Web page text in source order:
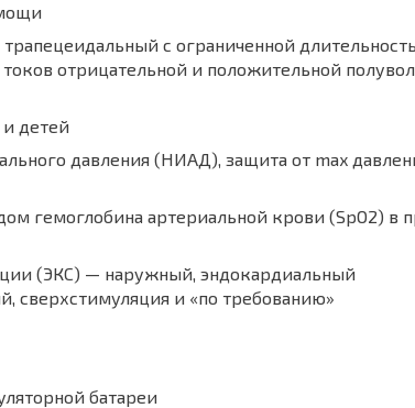
с ограниченной
отрицательной и положительной
детей
давления (НИАД), защита от max
гемоглобина артериальной крови (SpO2) в
(ЭКС) — наружный, эндокардиальный
и «по требованию»
батареи